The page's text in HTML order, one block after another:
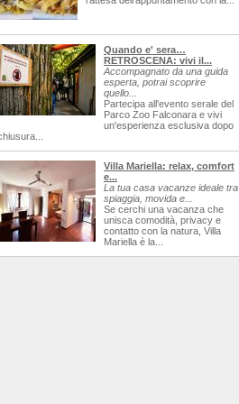
Quando e' sera…
RETROSCENA: vivi il...
Accompagnato da una guida
esperta, potrai scoprire
quello...
Partecipa all'evento serale del
Parco Zoo Falconara e vivi
un'esperienza esclusiva dopo
Villa Mariella: relax, comfort
e...
La tua casa vacanze ideale tra
spiaggia, movida e...
Se cerchi una vacanza che
unisca comodità, privacy e
contatto con la natura, Villa
Mariella è la...